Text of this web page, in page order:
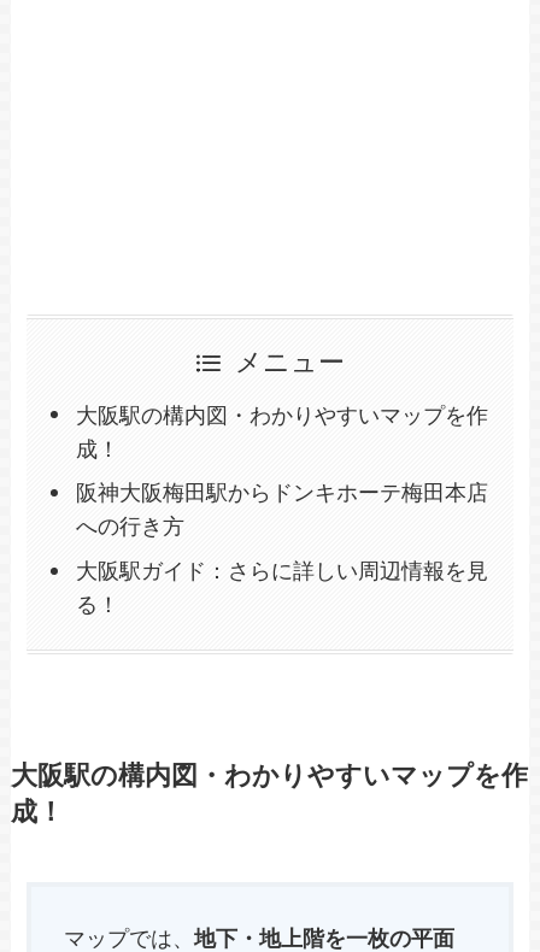
メニュー
大阪駅の構内図・わかりやすいマップを作
成！
阪神大阪梅田駅からドンキホーテ梅田本店
への行き方
大阪駅ガイド：さらに詳しい周辺情報を見
る！
大阪駅の構内図・わかりやすいマップを作
成！
マップでは、地下・地上階を一枚の平面